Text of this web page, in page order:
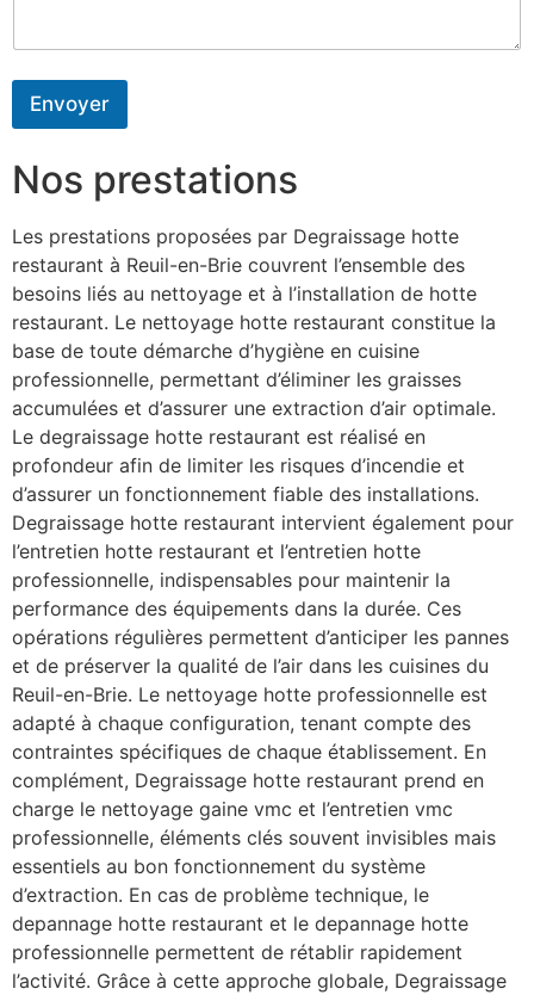
Envoyer
Nos prestations
Les prestations proposées par Degraissage hotte
restaurant à Reuil-en-Brie couvrent l’ensemble des
besoins liés au nettoyage et à l’installation de hotte
restaurant. Le nettoyage hotte restaurant constitue la
base de toute démarche d’hygiène en cuisine
professionnelle, permettant d’éliminer les graisses
accumulées et d’assurer une extraction d’air optimale.
Le degraissage hotte restaurant est réalisé en
profondeur afin de limiter les risques d’incendie et
d’assurer un fonctionnement fiable des installations.
Degraissage hotte restaurant intervient également pour
l’entretien hotte restaurant et l’entretien hotte
professionnelle, indispensables pour maintenir la
performance des équipements dans la durée. Ces
opérations régulières permettent d’anticiper les pannes
et de préserver la qualité de l’air dans les cuisines du
Reuil-en-Brie. Le nettoyage hotte professionnelle est
adapté à chaque configuration, tenant compte des
contraintes spécifiques de chaque établissement. En
complément, Degraissage hotte restaurant prend en
charge le nettoyage gaine vmc et l’entretien vmc
professionnelle, éléments clés souvent invisibles mais
essentiels au bon fonctionnement du système
d’extraction. En cas de problème technique, le
depannage hotte restaurant et le depannage hotte
professionnelle permettent de rétablir rapidement
l’activité. Grâce à cette approche globale, Degraissage